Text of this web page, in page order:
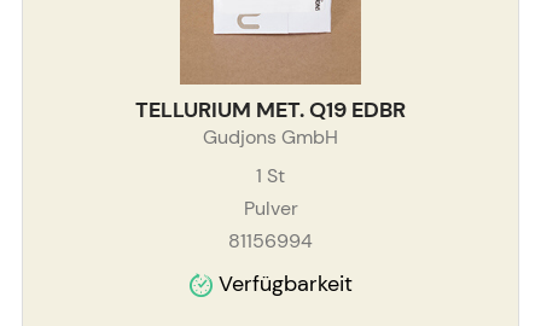
TELLURIUM MET. Q19 EDBR
Gudjons GmbH
1 St
Pulver
81156994
Verfügbarkeit